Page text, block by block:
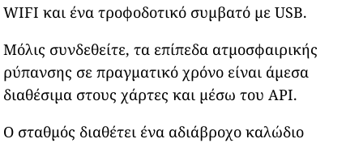
WIFI και ένα τροφοδοτικό συμβατό με USB.
Μόλις συνδεθείτε, τα επίπεδα ατμοσφαιρικής
ρύπανσης σε πραγματικό χρόνο είναι άμεσα
διαθέσιμα στους χάρτες και μέσω του API.
Ο σταθμός διαθέτει ένα αδιάβροχο καλώδιο